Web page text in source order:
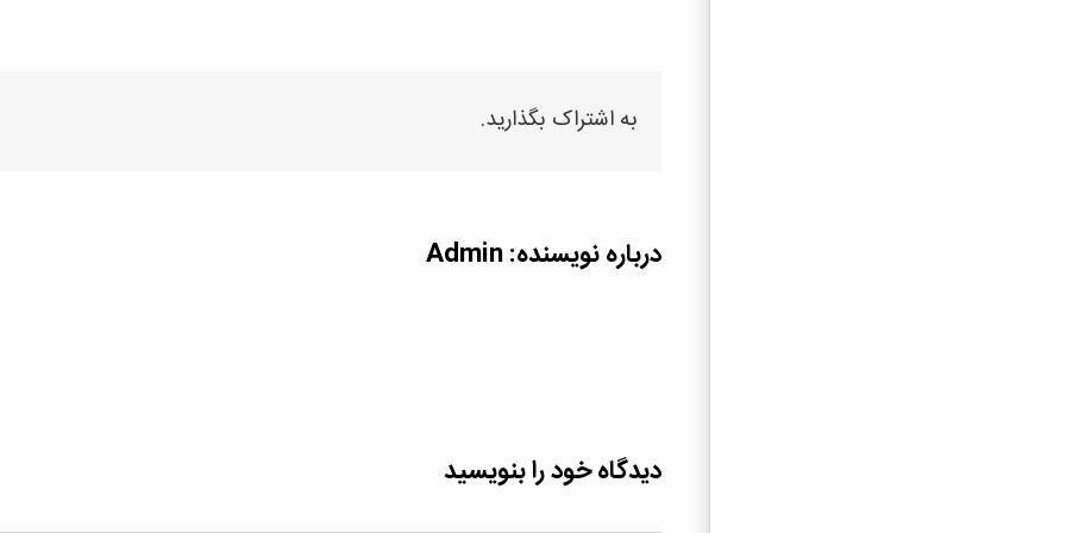
به اشتراک بگذارید.
درباره نویسنده:Admin
دیدگاه خود را بنویسید